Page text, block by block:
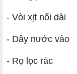
- Vòi xịt nối dài
- Dây nước vào
- Rọ lọc rác